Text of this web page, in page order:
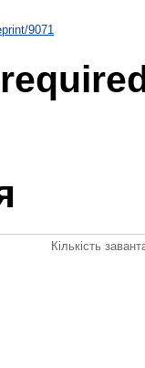
9071
Кількість